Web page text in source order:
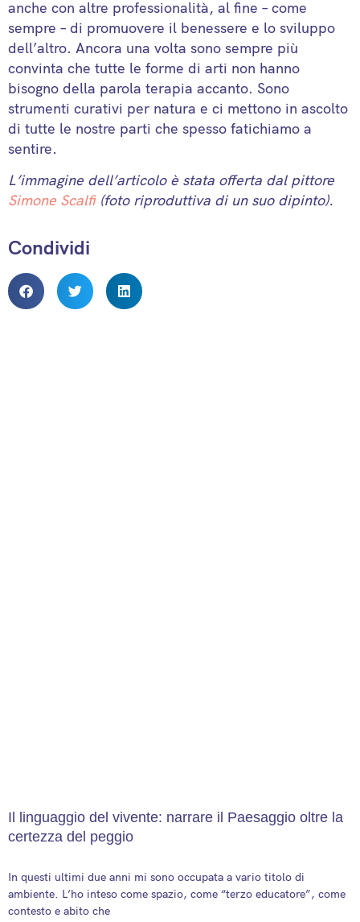
anche con altre professionalità, al fine – come
sempre – di promuovere il benessere e lo sviluppo
dell’altro. Ancora una volta sono sempre più
convinta che tutte le forme di arti non hanno
bisogno della parola terapia accanto. Sono
strumenti curativi per natura e ci mettono in ascolto
di tutte le nostre parti che spesso fatichiamo a
sentire.
L’immagine dell’articolo è stata offerta dal pittore
Simone Scalfi(foto riproduttiva di un suo dipinto).
Condividi
Il linguaggio del vivente: narrare il Paesaggio oltre la
certezza del peggio
In questi ultimi due anni mi sono occupata a vario titolo di
ambiente. L’ho inteso come spazio, come “terzo educatore”, come
contesto e abito che